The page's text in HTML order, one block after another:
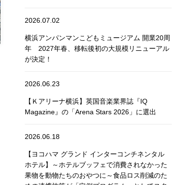
2026.07.02
横浜アンパンマンこどもミュージアム 開業20周
年 2027年春、移転後初の大規模リニューアル
が決定！
2026.06.23
【Ｋアリーナ横浜】英国音楽業界誌『IQ
Magazine』の「Arena Stars 2026」に選出
2026.06.18
【ヨコハマ グランド インターコンチネンタル
ホテル】～ホテルブッフェで消費されなかった
果物を動物たちのおやつに～食品ロス削減のた